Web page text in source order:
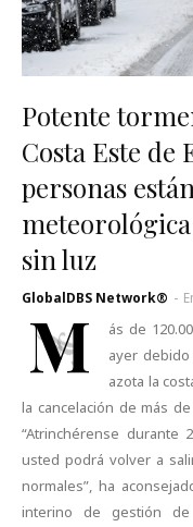
Potente
Costa Este de
personas
sin luz
GlobalDBS Network® -
M
ás de
ayer debido
azota la
la cancelación de más
“Atrinchérense durante
usted podrá volver a
normales”, ha
interino de gestión de